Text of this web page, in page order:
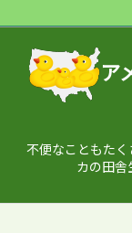
ア
不便なこともた
カの田舎